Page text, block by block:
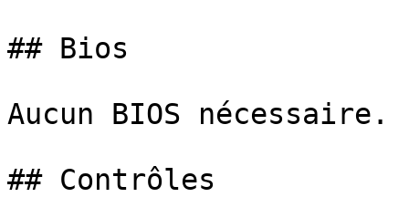
## Bios
Aucun BIOS nécessaire.
## Contrôles